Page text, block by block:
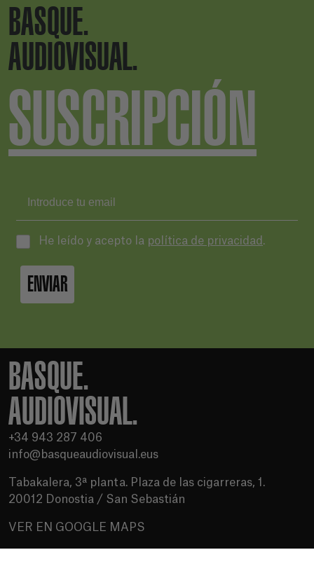
BASQUE.
AUDIOVISUAL.
SUSCRIPCIÓN
He leído y acepto la política de privacidad .
ENVIAR
BASQUE.
AUDIOVISUAL.
+34 943 287 406
info@basqueaudiovisual.eus
Tabakalera, 3ª planta. Plaza de las cigarreras, 1.
20012 Donostia / San Sebastián
VER EN GOOGLE MAPS